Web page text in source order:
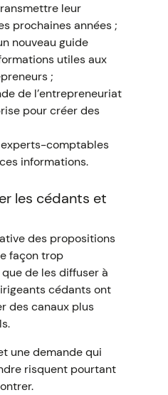
leur
prochaines années ;
nouveau guide
utiles aux
;
de l’entrepreneuriat
pour créer des
experts-comptables
informations.
les cédants et
des propositions
façon trop
de les diffuser à
cédants ont
des canaux plus
une demande qui
risquent pourtant